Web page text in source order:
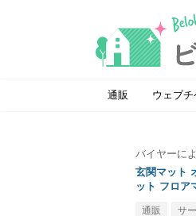
通販 ウェブチ
バイヤーに
玄関マット
ット フロア
通販 サ